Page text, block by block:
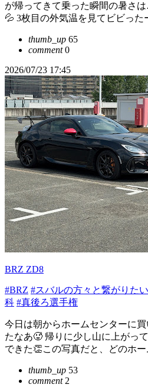
が帰ってきて乗った瞬間の暑さ
💦 3枚目の外気温を見てビビった
thumb_up 65
comment0
2026/07/23 17:45
BRZ ZD8
#BRZ #スバルの方々と繋がりたい
科 #真後ろ選手権
今日は朝からホームセンターに
たなあ🥵 帰りに少し山に上がっ
できた👏この写真だと、どのホ
thumb_up 53
comment2